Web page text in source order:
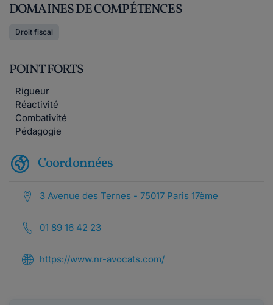
DOMAINES DE COMPÉTENCES
Droit fiscal
POINT FORTS
Rigueur
Réactivité
Combativité
Pédagogie
Coordonnées
3 Avenue des Ternes - 75017 Paris 17ème
01 89 16 42 23
https://www.nr-avocats.com/